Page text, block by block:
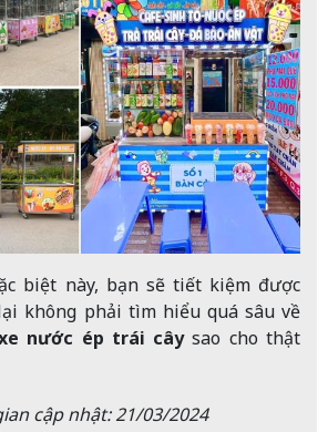
biệt này, bạn sẽ tiết kiệm được
không phải tìm hiểu quá sâu về
nước ép trái câysao cho thật
cập nhật: 21/03/2024